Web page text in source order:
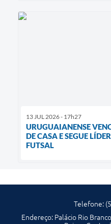
13 JUL 2026 - 17h27
URUGUAIANENSE
DE CASA E SEGUE
FUTSAL
Telefone:
Endereço: Palácio Rio